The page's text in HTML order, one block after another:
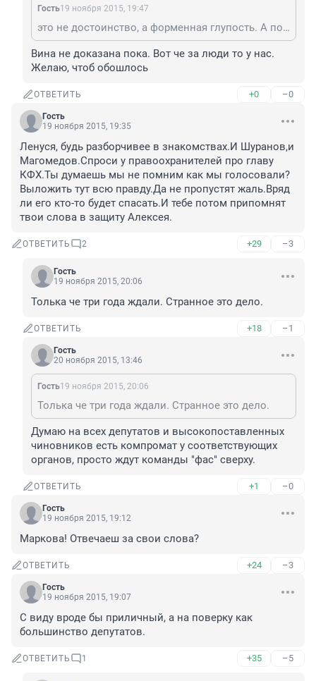
Гость19 ноября 2015, 19:47
это не достоинство, а форменная глупость. А после как отмоется? Могла бы по умному " Разберутся -до суда без комментариев".
Вина не доказана пока. Вот че за люди то у нас.
Желаю, чтоб обошлось
ОТВЕТИТЬ +0 –0
Гость
19 ноября 2015, 19:35
Ленуся, будь разборчивее в знакомствах.И Шуранов,и
Магомедов.Спроси у правоохранителей про главу
КФХ.Ты думаешь мы не помним как мы голосовали?
Выложить тут всю правду.Да не пропустят жаль.Вряд
ли его кто-то будет спасать.И тебе потом припомнят
твои слова в защиту Алексея.
ОТВЕТИТЬ 2 +29 –3
Гость
19 ноября 2015, 20:06
Толька че три года ждали. Странное это дело.
ОТВЕТИТЬ +18 –1
Гость
20 ноября 2015, 13:46
Гость19 ноября 2015, 20:06
Толька че три года ждали. Странное это дело.
Думаю на всех депутатов и высокопоставленных
чиновников есть компромат у соответствующих
органов, просто ждут команды "фас" сверху.
ОТВЕТИТЬ +1 –0
Гость
19 ноября 2015, 19:12
Маркова! Отвечаеш за свои слова?
ОТВЕТИТЬ +24 –3
Гость
19 ноября 2015, 19:07
С виду вроде бы приличный, а на поверку как
большинство депутатов.
ОТВЕТИТЬ 1 +35 –5